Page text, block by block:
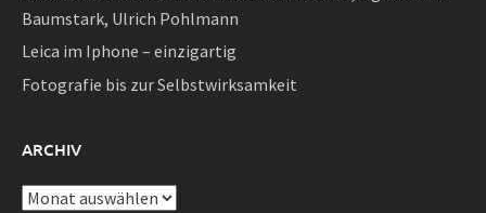
Baumstark, Ulrich Pohlmann
Leica im Iphone – einzigartig
Fotografie bis zur Selbstwirksamkeit
ARCHIV
Archiv